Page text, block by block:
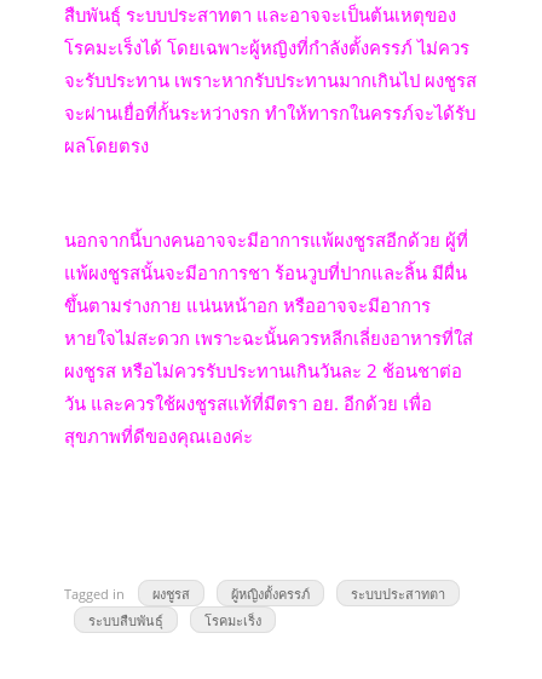
สืบพันธุ์ ระบบประสาทตา และอาจจะเป็นต้นเหตุของ
โรคมะเร็งได้ โดยเฉพาะผู้หญิงที่กำลังตั้งครรภ์ ไม่ควร
จะรับประทาน เพราะหากรับประทานมากเกินไป ผงชูรส
จะผ่านเยื่อที่กั้นระหว่างรก ทำให้ทารกในครรภ์จะได้รับ
ผลโดยตรง
นอกจากนี้บางคนอาจจะมีอาการแพ้ผงชูรสอีกด้วย ผู้ที่
แพ้ผงชูรสนั้นจะมีอาการชา ร้อนวูบที่ปากและลิ้น มีผื่น
ขึ้นตามร่างกาย แน่นหน้าอก หรืออาจจะมีอาการ
หายใจไม่สะดวก เพราะฉะนั้นควรหลีกเลี่ยงอาหารที่ใส่
ผงชูรส หรือไม่ควรรับประทานเกินวันละ 2 ช้อนชาต่อ
วัน และควรใช้ผงชูรสแท้ที่มีตรา อย. อีกด้วย เพื่อ
สุขภาพที่ดีของคุณเองค่ะ
Tagged in ผงชูรส ผู้หญิงตั้งครรภ์
ระบบประสาทตา
ระบบสืบพันธุ์
โรคมะเร็ง